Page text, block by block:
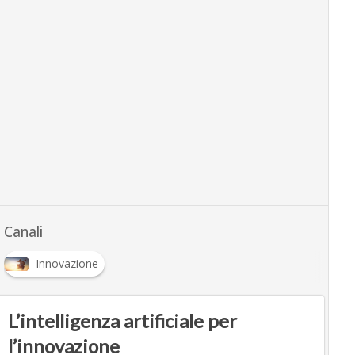
Canali
Innovazione
L’intelligenza artificiale per
l’innovazione